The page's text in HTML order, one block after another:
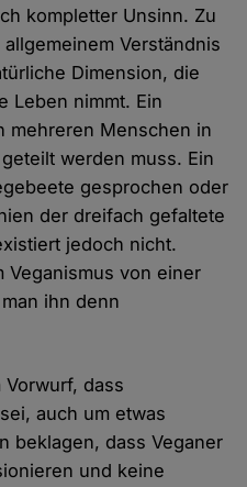
kompletter Unsinn. Zu
Verständnis
Dimension, die
Leben nimmt. Ein
mehreren Menschen in
werden muss. Ein
gesprochen oder
der dreifach gefaltete
jedoch nicht.
Veganismus von einer
ihn denn
dass
auch um etwas
beklagen, dass Veganer
und keine